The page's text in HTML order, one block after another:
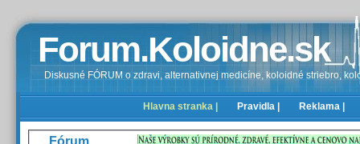
Forum.Koloidne.sk
Diskusné FÓRUM o zdravi, alternativnej medicíne, koloidné striebro,
Hlavna stranka | Pravidla | Reklama |
Fórum